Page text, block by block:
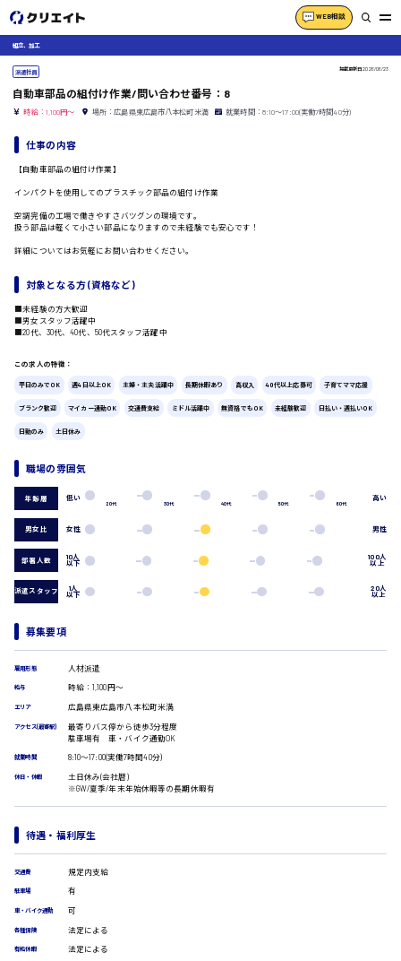
WEB相談
製造・軽作業・物流系
組立、加工
検品・包装・箱詰め
ピッキング・仕分け
軽作業
看護助手
データ入力
総務事務
経理事務
医療事務
DTPオペレーター
CADオペレーター
プログラマー
広島市中区
広島市南区
広島市西区
広島市安佐南区
広島市安佐北区
広島市安芸区
時給1200円～
時給1300円～
時給1400円～
時給1500円以上
組立、加工
派遣社員 掲載更新日2026/06/23
自動車部品の組付け作業/問い合わせ番号：8
時給：1,100円～ 場所：広島県東広島市八本松町米満 就業時間：8:10〜17:00(実働7時間40分)
仕事の内容
【自動車部品の組付け作業】
インパクトを使用してのプラスチック部品の組付け作業
空調完備の工場で働きやすさバツグンの環境です。
扱う部品は軽くて小さい部品になりますので未経験でも安心です！
詳細についてはお気軽にお問い合わせください。
対象となる方 (資格など)
■未経験の方大歓迎
■男女スタッフ活躍中
■20代、30代、40代、50代スタッフ活躍中
この求人の特徴：
平日のみでOK 週4日以上OK 主婦・主夫活躍中 長期休暇あり 高収入 40代以上応募可 子育てママ応援
ブランク歓迎 マイカー通勤OK 交通費支給 ミドル活躍中 無資格でもOK 未経験歓迎 日払い・週払いOK
日勤のみ 土日休み
職場の雰囲気
年齢層 低い
20代 30代 40代 50代 60代
高い
男女比 女性 男性
部署人数 10人
以下
100人
以上
派遣スタッフ 1人
以下
20人
以上
募集要項
雇用形態 人材派遣
給与 時給：1,100円～
エリア 広島県東広島市八本松町米満
アクセス(最寄駅)
最寄りバス停から徒歩3分程度
駐車場有 車・バイク通勤OK
就業時間 8:10〜17:00(実働7時間40分)
休日・休暇
土日休み(会社暦)
※GW/夏季/年末年始休暇等の長期休暇有
待遇・福利厚生
交通費 規定内支給
駐車場 有
車・バイク通勤 可
各種保険 法定による
有給休暇 法定による